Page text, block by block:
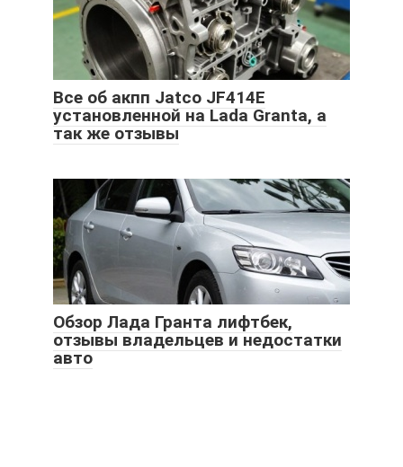
Все об акпп Jatco JF414E
установленной на Lada Granta, а
так же отзывы
Обзор Лада Гранта лифтбек,
отзывы владельцев и недостатки
авто